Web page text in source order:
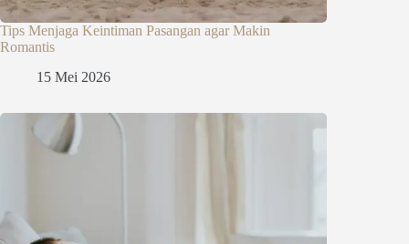
Tips Menjaga Keintiman Pasangan agar Makin
Romantis
15 Mei 2026